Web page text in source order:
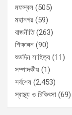
মফস্বল (505)
মহানগর (59)
রাজনীতি(263)
শিক্ষাঙ্গন (90)
শুভদিন সাহিত্য (11)
সম্পাদকীয় (1)
সর্বশেষ (2,453)
স্বাস্থ্য ও চিকিৎসা (69)